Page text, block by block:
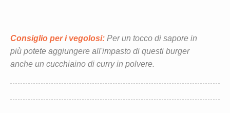
Consiglio per i vegolosi: Per un tocco di sapore in
più potete aggiungere all'impasto di questi burger
anche un cucchiaino di curry in polvere.